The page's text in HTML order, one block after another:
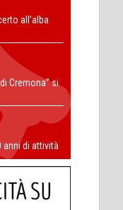
all’alba
Cremona” si
anni di attività